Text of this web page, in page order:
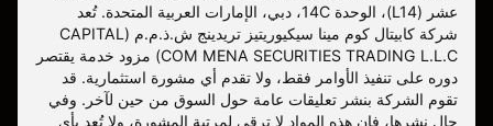
عشر (L14)، الوحدة 14C، دبي، الإمارات العربية المتحدة. تُعد
شركة كابيتال كوم مينا سيكيوريتيز تريدينج ش.ذ.م.م (CAPITAL
COM MENA SECURITIES TRADING L.L.C) مزود خدمة يقتصر
دوره على تنفيذ الأوامر فقط، ولا تقدم أي مشورة استثمارية. قد
تقوم الشركة بنشر تعليقات عامة حول السوق من حين لآخر. وفي
حال نشرها، فإن هذه المواد لا ترقى لمرتبة المشورة، ولا تُعد بأي